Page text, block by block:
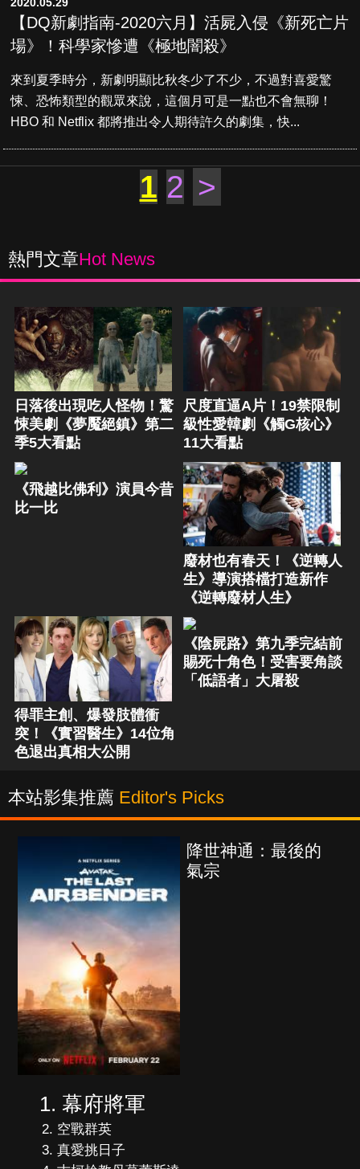
【DQ新劇指南-2020六月】活屍入侵《新死亡片
場》！科學家慘遭《極地闇殺》
來到夏季時分，新劇明顯比秋冬少了不少，不過對喜愛驚
悚、恐怖類型的觀眾來說，這個月可是一點也不會無聊！
HBO 和 Netflix 都將推出令人期待許久的劇集，快...
1 2 >
熱門文章Hot News
日落後出現吃人怪物！驚
悚美劇《夢魘絕鎮》第二
季5大看點
尺度直逼A片！19禁限制
級性愛韓劇《觸G核心》
11大看點
《飛越比佛利》演員今昔
比一比
廢材也有春天！《逆轉人
生》導演搭檔打造新作
《逆轉廢材人生》
得罪主創、爆發肢體衝
突！《實習醫生》14位角
色退出真相大公開
《陰屍路》第九季完結前
賜死十角色！受害要角談
「低語者」大屠殺
本站影集推薦 Editor's Picks
降世神通：最後的
氣宗
幕府將軍
空戰群英
真愛挑日子